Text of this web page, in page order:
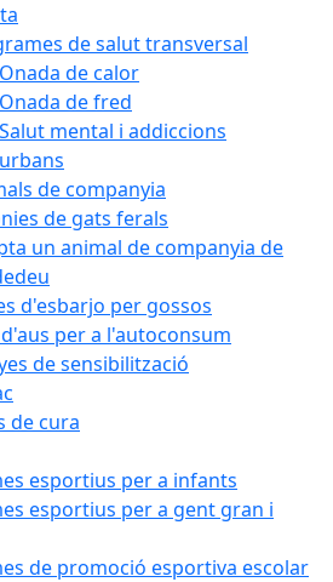
de salut transversal
Onada de calor
Onada de fred
Salut mental i addiccions
de companyia
de gats ferals
un animal de companyia de
d'esbarjo per gossos
per a l'autoconsum
de sensibilització
de cura
esportius per a infants
esportius per a gent gran i
de promoció esportiva escolar